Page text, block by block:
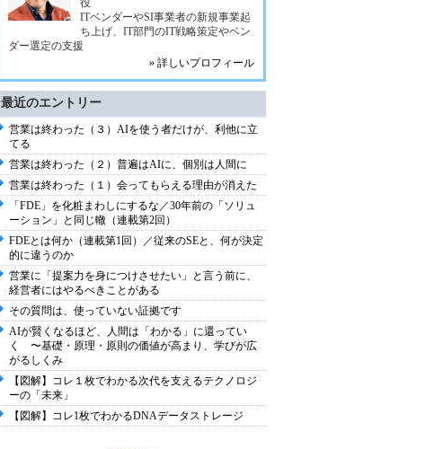
役
ITベンダーやSI事業者の新規事業起
ち上げ、IT部門のIT戦略策定やベン
ダー選定の支援
» 詳しいプロフィール
最近のエントリー
営業は終わった（３）AIを使う者だけが、利他に立
てる
営業は終わった（２）普遍はAIに、個別は人間に
営業は終わった（１）会ってもらえる理由が消えた
「FDE」を化粧まわしにするな／30年前の「ソリュ
ーション」と同じ轍（連載第2回）
FDEとは何か（連載第1回）／従来のSEと、何が決定
的に違うのか
営業に「提案力を身につけさせたい」と言う前に、
経営者にはやるべきことがある
その質問は、使っていない証拠です
AIが賢くなるほど、人間は「わかる」に還ってい
く 〜基礎・原理・原則の価値が高まり、学びが広
がるしくみ
【図解】コレ１枚でわかる次代を支えるテクノロジ
ーの「未来」
【図解】コレ1枚でわかるDNAデータストレージ